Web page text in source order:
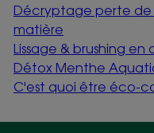
Décryptage perte de
matière
Lissage & brushing en
Détox Menthe
C'est quoi être éco-